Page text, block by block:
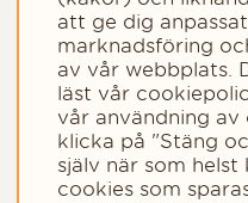
Copyright © 2023 -
att ge dig
marknadsföring
av vår webbplats.
läst vår
vår användning
klicka på "Stäng
själv när som
cookies som